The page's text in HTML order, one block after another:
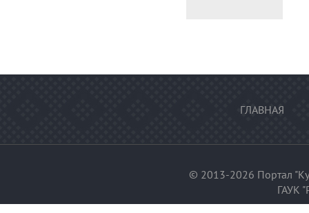
ГЛАВНАЯ
© 2013-2026 Портал
ГАУК